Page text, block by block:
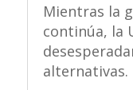
Mientras la
continúa, la
alternativas.